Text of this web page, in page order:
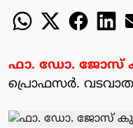
ഫാ. ഡോ. ജോസ്
പ്രൊഫസര്‍.